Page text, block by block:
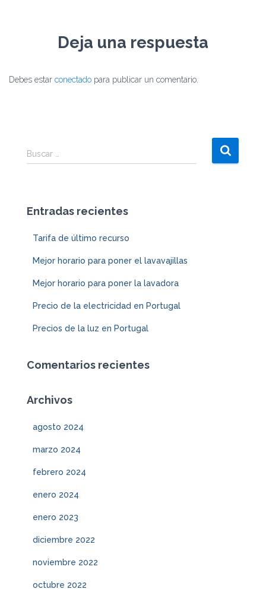
Deja una respuesta
Debes estar conectado para publicar un comentario.
Buscar …
Entradas recientes
Tarifa de último recurso
Mejor horario para poner el lavavajillas
Mejor horario para poner la lavadora
Precio de la electricidad en Portugal
Precios de la luz en Portugal
Comentarios recientes
Archivos
agosto 2024
marzo 2024
febrero 2024
enero 2024
enero 2023
diciembre 2022
noviembre 2022
octubre 2022